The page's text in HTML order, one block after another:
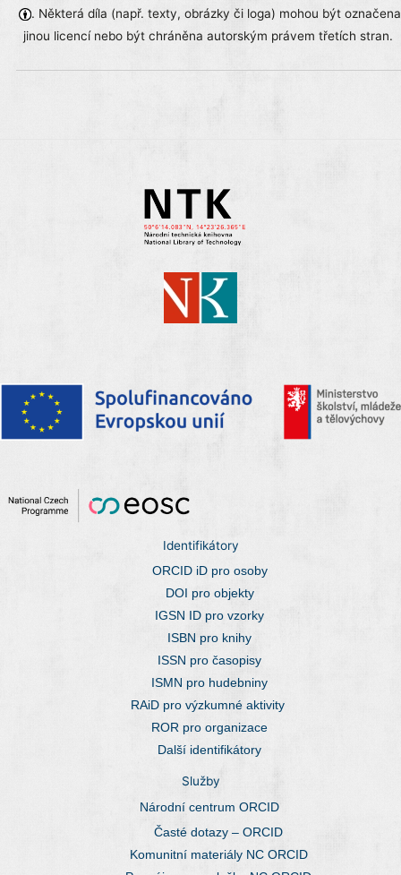
. Některá díla (např. texty, obrázky či loga) mohou být označena
jinou licencí nebo být chráněna autorským právem třetích stran.
Identifikátory
ORCID iD pro osoby
DOI pro objekty
IGSN ID pro vzorky
ISBN pro knihy
ISSN pro časopisy
ISMN pro hudebniny
RAiD pro výzkumné aktivity
ROR pro organizace
Další identifikátory
Služby
Národní centrum ORCID
Časté dotazy – ORCID
Komunitní materiály NC ORCID